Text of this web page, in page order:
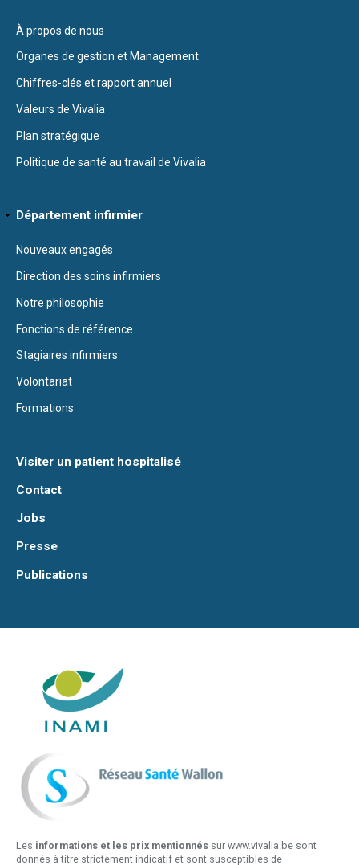
À propos de nous
Organes de gestion et Management
Chiffres-clés et rapport annuel
Valeurs de Vivalia
Plan stratégique
Politique de santé au travail de Vivalia
Département infirmier
Nouveaux engagés
Direction des soins infirmiers
Notre philosophie
Fonctions de référence
Stagiaires infirmiers
Volontariat
Formations
Visiter un patient hospitalisé
Contact
Jobs
Presse
Publications
Les informations et les prix mentionnés sur www.vivalia.be sont
donnés à titre strictement indicatif et sont susceptibles de